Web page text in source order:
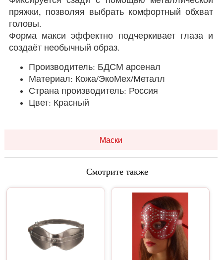
пряжки, позволяя выбрать комфортный обхват
головы.
Форма макси эффектно подчеркивает глаза и
создаёт необычный образ.
Производитель: БДСМ арсенал
Материал: Кожа/ЭкоМех/Металл
Страна производитель: Россия
Цвет: Красный
Маски
Смотрите также